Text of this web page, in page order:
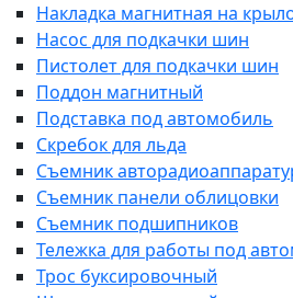
Накладка магнитная на
Насос для подкачки шин
Пистолет для подкачки шин
Поддон магнитный
Подставка под автомобиль
Скребок для льда
Съемник
Съемник панели облицовки
Съемник подшипников
Тележка для работы под
Трос буксировочный